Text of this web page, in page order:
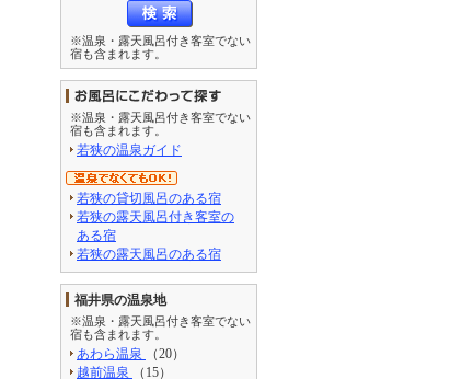
※温泉・露天風呂付き客室でない
宿も含まれます。
※温泉・露天風呂付き客室でない
宿も含まれます。
若狭の温泉ガイド
若狭の貸切風呂のある宿
若狭の露天風呂付き客室の
ある宿
若狭の露天風呂のある宿
福井県の温泉地
※温泉・露天風呂付き客室でない
宿も含まれます。
あわら温泉
（20）
越前温泉
（15）